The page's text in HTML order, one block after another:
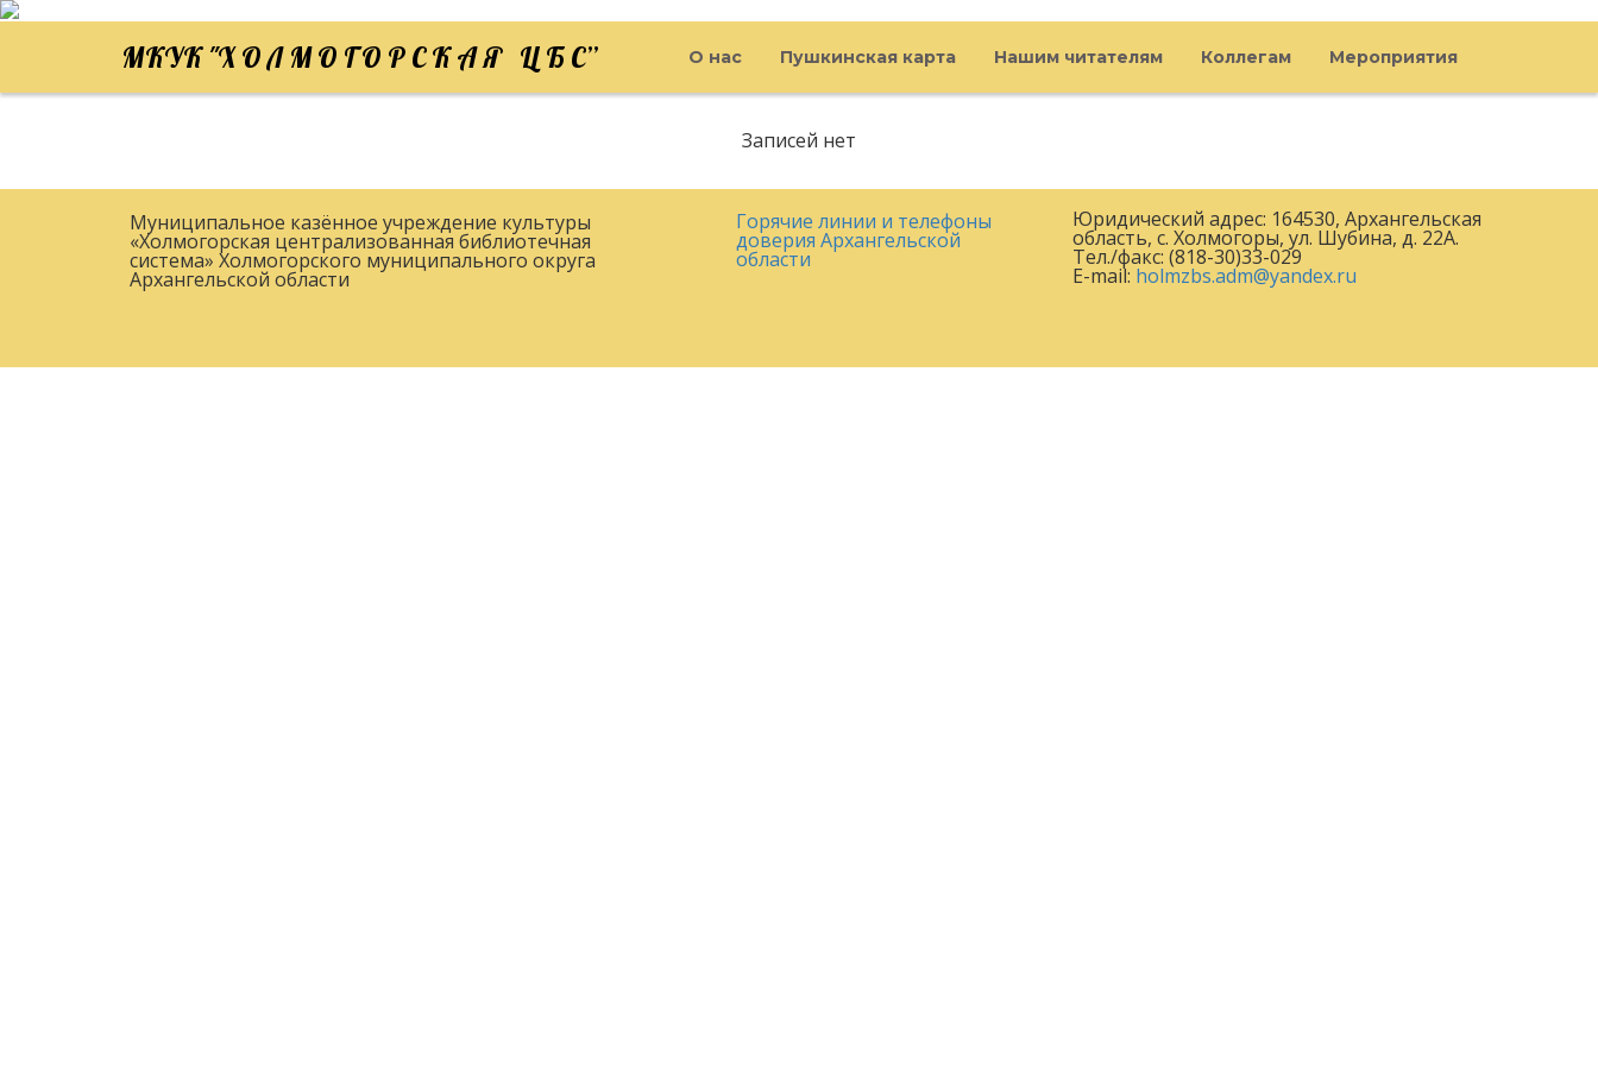
МКУК "Х О Л М О Г О Р С К А Я Ц Б С” О нас Пушкинская карта Нашим читателям Коллегам Мероприятия
Записей нет
Юридический адрес: 164530, Архангельская
область, с. Холмогоры, ул. Шубина, д. 22А.
Тел./факс: (818-30)33-029
E-mail: holmzbs.adm@yandex.ru
Муниципальное казённое учреждение культуры
«Холмогорская централизованная библиотечная
система» Холмогорского муниципального округа
Архангельской области
Горячие линии и телефоны
доверия Архангельской
области